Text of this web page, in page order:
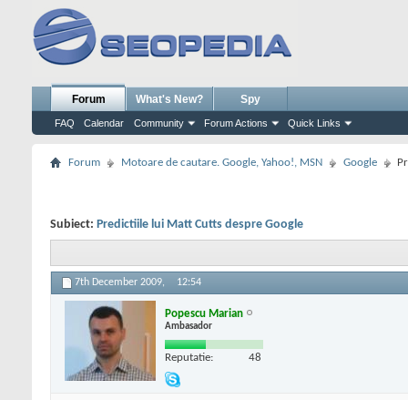
Forum
FAQ Calendar Community Forum Actions Quick Links
What's New? Spy
Forum Motoare de cautare. Google, Yahoo!, MSN Google
Subiect: Predictiile lui Matt Cutts despre Google
7th December 2009, 12:54
Popescu Marian
Ambasador
Reputatie: 48